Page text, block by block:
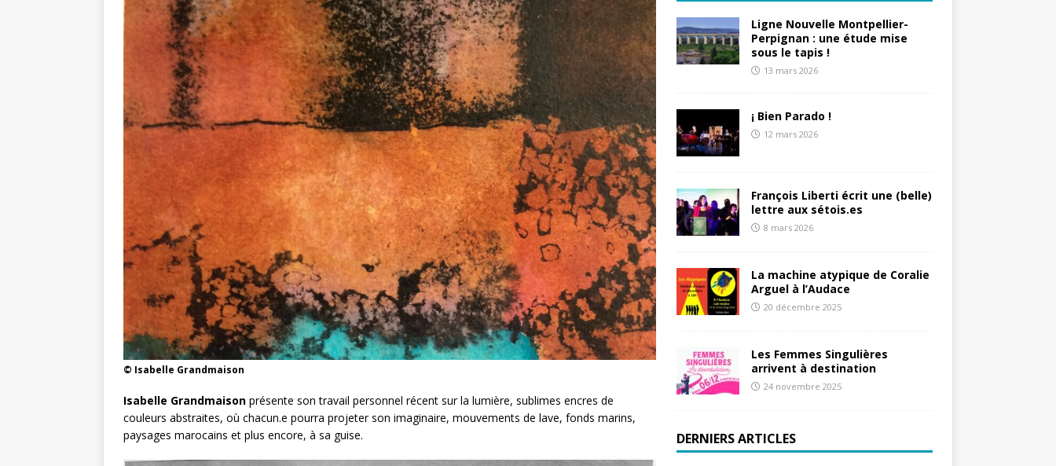
© Isabelle Grandmaison
Isabelle Grandmaison présente son travail personnel récent sur la lumière, sublimes encres de
couleurs abstraites, où chacun.e pourra projeter son imaginaire, mouvements de lave, fonds marins,
paysages marocains et plus encore, à sa guise.
Ligne Nouvelle Montpellier-
Perpignan : une étude mise
sous le tapis !
13 mars 2026
¡ Bien Parado !
12 mars 2026
François Liberti écrit une (belle)
lettre aux sétois.es
8 mars 2026
La machine atypique de Coralie
Arguel à l’Audace
20 décembre 2025
Les Femmes Singulières
arrivent à destination
24 novembre 2025
DERNIERS ARTICLES